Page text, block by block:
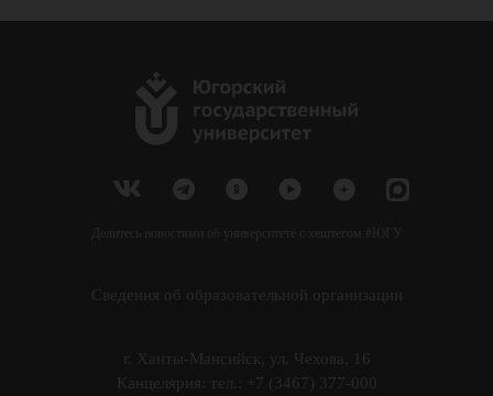
Делитесь новостями об университете с хештегом #ЮГУ
Сведения об образовательной организации
г. Ханты-Мансийск, ул. Чехова, 16
Канцелярия: тел.: +7 (3467) 377-000